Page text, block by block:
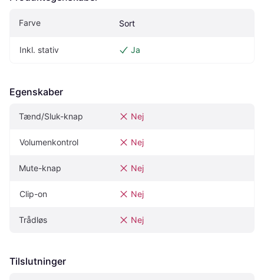
Farve Sort
Inkl. stativ Ja
Egenskaber
Tænd/Sluk-knap Nej
Volumenkontrol Nej
Mute-knap Nej
Clip-on Nej
Trådløs Nej
Tilslutninger